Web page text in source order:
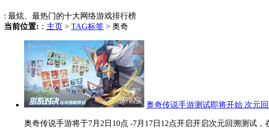
: 最炫、最热门的十大网络游戏排行榜
当前位置: ： 主页 > TAG标签 > 奥奇
奥奇传说手游测试即将开始 次元
奥奇传说手游将于7月2日10点 -7月17日12点开启开启次元回溯测试